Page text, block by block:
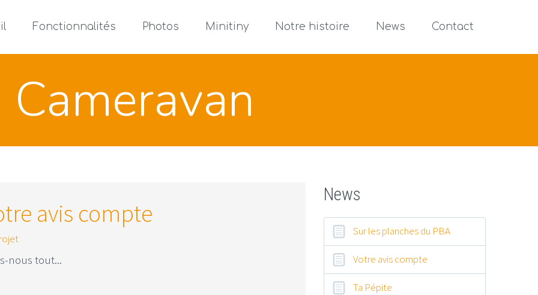
Fonctionnalités Photos Minitiny Notre histoire News Contact
Cameravan
avis compte
nous tout...
News
Sur les planches du PBA
Votre avis compte
Ta Pépite